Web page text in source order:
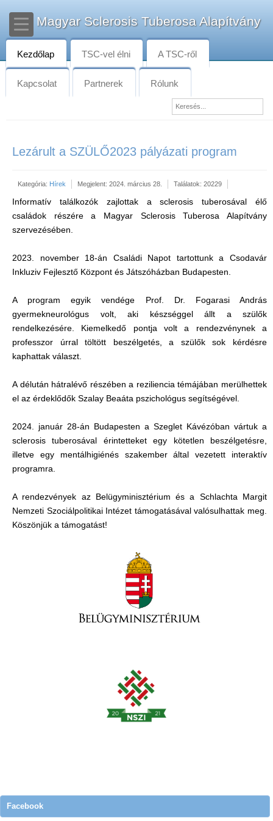
Magyar Sclerosis Tuberosa Alapítvány
Kezdőlap TSC-vel élni A TSC-ről
Kapcsolat Partnerek Rólunk
Lezárult a SZÜLŐ2023 pályázati program
Kategória: Hírek Megjelent: 2024. március 28. Találatok: 20229
Informatív találkozók zajlottak a sclerosis tuberosával élő
családok részére a Magyar Sclerosis Tuberosa Alapítvány
szervezésében.
2023. november 18-án Családi Napot tartottunk a Csodavár
Inkluziv Fejlesztő Központ és Játszóházban Budapesten.
A program egyik vendége Prof. Dr. Fogarasi András
gyermekneurológus volt, aki készséggel állt a szülők
rendelkezésére. Kiemelkedő pontja volt a rendezvénynek a
professzor úrral töltött beszélgetés, a szülők sok kérdésre
kaphattak választ.
A délután hátralévő részében a reziliencia témájában merülhettek
el az érdeklődők Szalay Beaáta pszichológus segítségével.
2024. január 28-án Budapesten a Szeglet Kávézóban vártuk a
sclerosis tuberosával érintetteket egy kötetlen beszélgetésre,
illetve egy mentálhigiénés szakember által vezetett interaktív
programra.
A rendezvények az Belügyminisztérium és a Schlachta Margit
Nemzeti Szociálpolitikai Intézet támogatásával valósulhattak meg.
Köszönjük a támogatást!
Facebook